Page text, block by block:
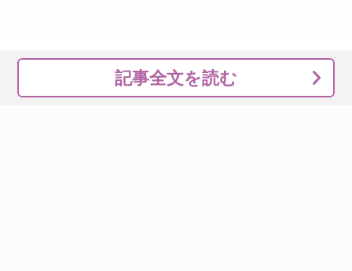
記事全文を読む